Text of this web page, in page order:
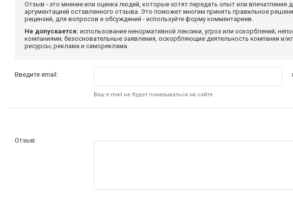
Отзыв - это мнение или оценка людей, которые хотят передать опыт или впечатления
аргументацией оставленного отзыва. Это поможет многим принять правильное
рецензий, для вопросов и обсуждений - используйте форму комментариев.
Не допускается: использование ненормативной лексики, угроз или оскорблений;
компаниями; безосновательные заявления, оскорбляющие деятельность компании и/
ресурсы; реклама и самореклама.
Введите email:
Ваш e-mail не будет показываться на сайте
Отзыв: